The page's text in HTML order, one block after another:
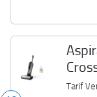
Tarif